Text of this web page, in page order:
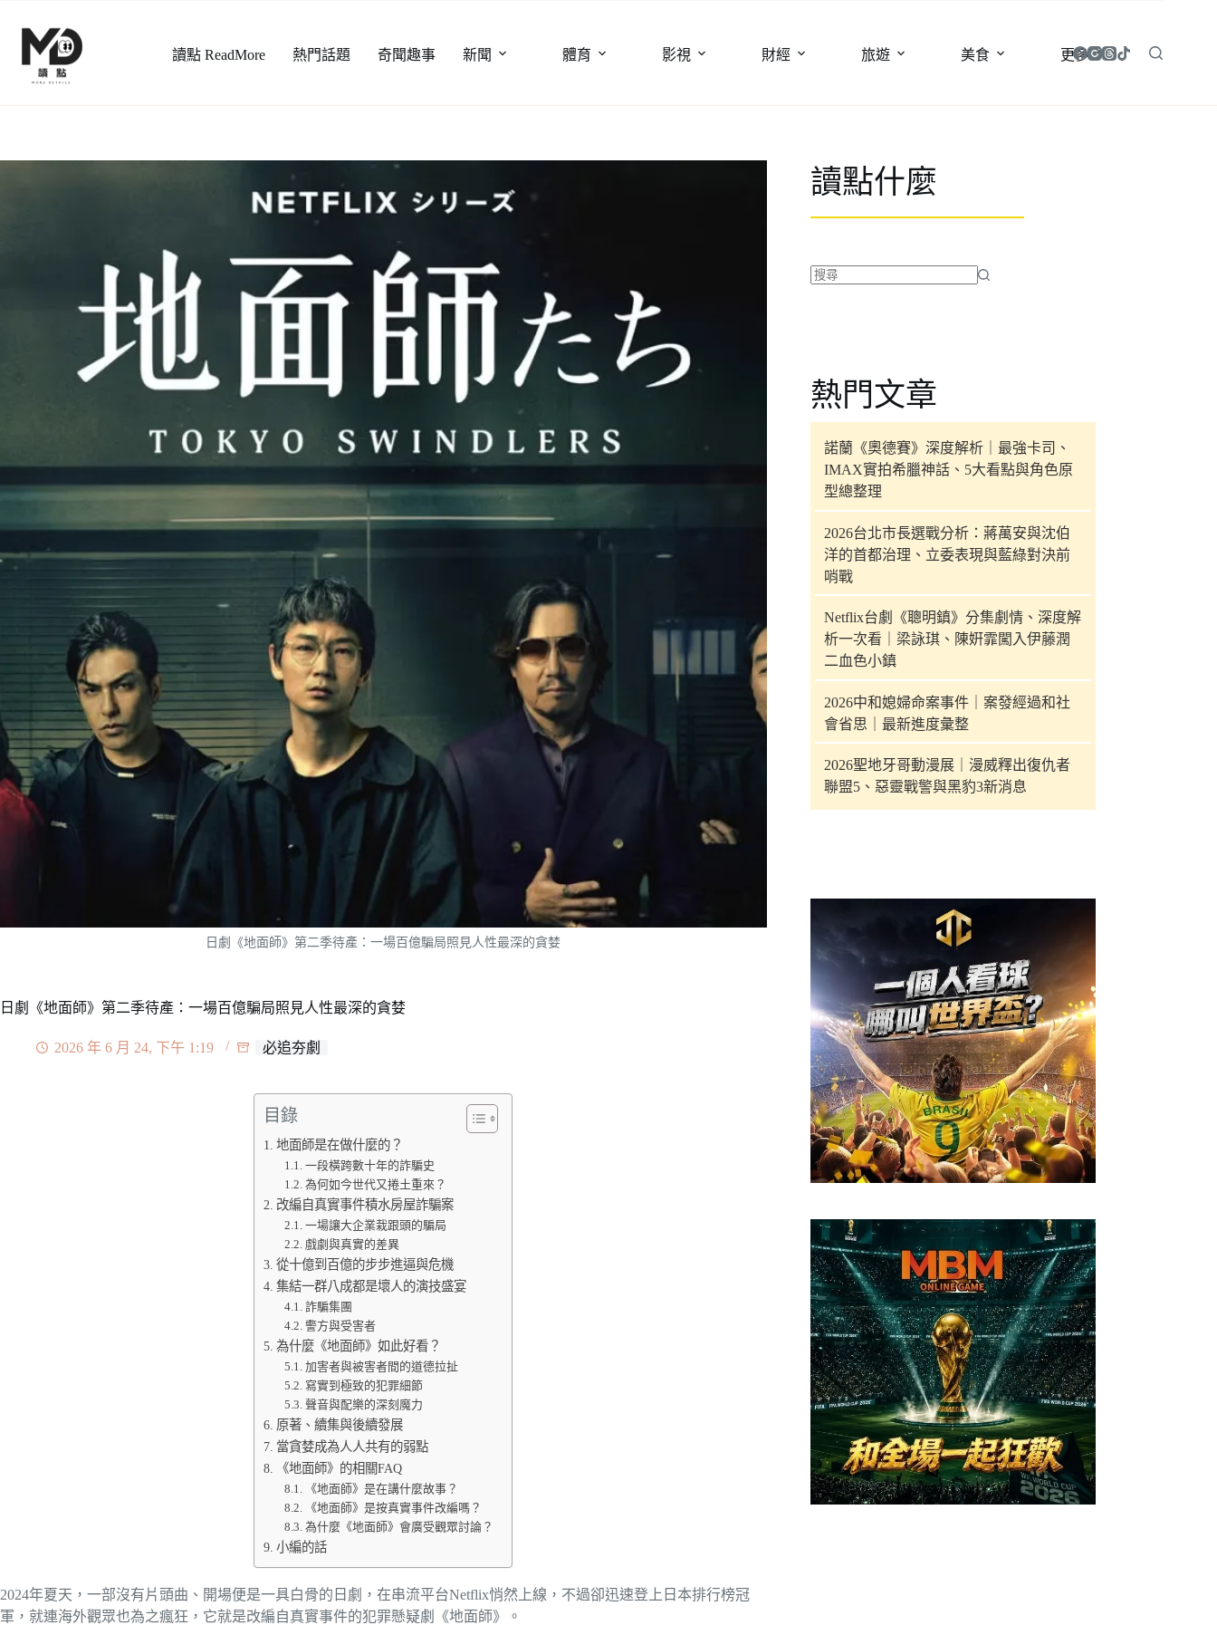
讀點 ReadMore 熱門話題 奇聞趣事 新聞 體育 影視 財經 旅遊 美食 更多
日劇《地面師》第二季待產：一場百億騙局照見人性最深的貪婪
日劇《地面師》第二季待產：一場百億騙局照見人性最深的貪婪
2026 年 6 月 24, 下午 1:19 必追夯劇
目錄
地面師是在做什麼的？
一段橫跨數十年的詐騙史
為何如今世代又捲土重來？
改編自真實事件積水房屋詐騙案
一場讓大企業栽跟頭的騙局
戲劇與真實的差異
從十億到百億的步步進逼與危機
集結一群八成都是壞人的演技盛宴
詐騙集團
警方與受害者
為什麼《地面師》如此好看？
加害者與被害者間的道德拉扯
寫實到極致的犯罪細節
聲音與配樂的深刻魔力
原著、續集與後續發展
當貪婪成為人人共有的弱點
《地面師》的相關FAQ
《地面師》是在講什麼故事？
《地面師》是按真實事件改編嗎？
為什麼《地面師》會廣受觀眾討論？
小編的話
2024年夏天，一部沒有片頭曲、開場便是一具白骨的日劇，在串流平台Netflix悄然上線，不過卻迅速登上日本排行榜冠
軍，就連海外觀眾也為之瘋狂，它就是改編自真實事件的犯罪懸疑劇《地面師》。
讀點什麼
合
條
件
的
結
熱門文章
諾蘭《奧德賽》深度解析｜最強卡司、
IMAX實拍希臘神話、5大看點與角色原
型總整理
2026台北市長選戰分析：蔣萬安與沈伯
洋的首都治理、立委表現與藍綠對決前
哨戰
Netflix台劇《聰明鎮》分集劇情、深度解
析一次看｜梁詠琪、陳姸霏闖入伊藤潤
二血色小鎮
2026中和媳婦命案事件｜案發經過和社
會省思｜最新進度彙整
2026聖地牙哥動漫展｜漫威釋出復仇者
聯盟5、惡靈戰警與黑豹3新消息